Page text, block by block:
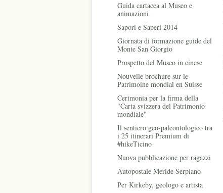
Guida cartacea al Museo e
animazioni
Sapori e Saperi 2014
Giornata di formazione guide del
Monte San Giorgio
Prospetto del Museo in cinese
Nouvelle brochure sur le
Patrimoine mondial en Suisse
Cerimonia per la firma della
"Carta svizzera del Patrimonio
mondiale"
Il sentiero geo-paleontologico tra
i 25 itinerari Premium di
#hikeTicino
Nuova pubblicazione per ragazzi
Autopostale Meride Serpiano
Per Kirkeby, geologo e artista